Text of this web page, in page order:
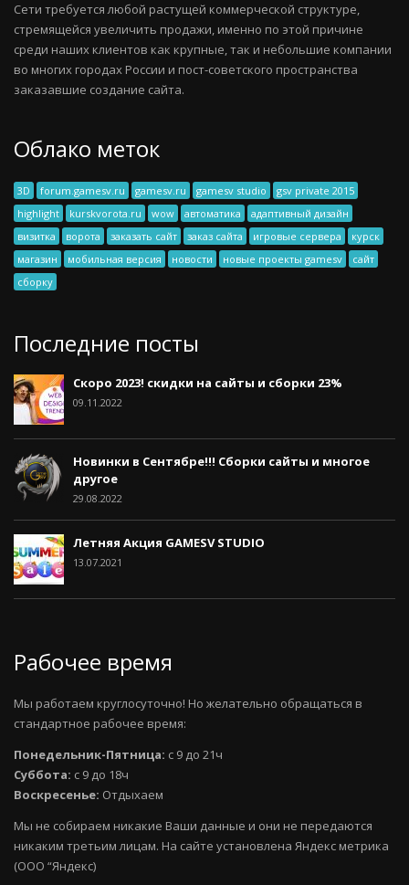
Сети требуется любой растущей коммерческой структуре,
стремящейся увеличить продажи, именно по этой причине
среди наших клиентов как крупные, так и небольшие компании
во многих городах России и пост-советского пространства
заказавшие создание сайта.
Облако меток
3D forum.gamesv.ru gamesv.ru gamesv studio
gsv private 2015
highlight
kurskvorota.ru wow автоматика
адаптивный дизайн
визитка
ворота заказать сайт заказ сайта игровые сервера
курск
магазин
мобильная версия новости новые проекты gamesv
сайт
сборку
Последние посты
Скоро 2023! скидки на сайты и сборки 23%
09.11.2022
Новинки в Сентябре!!! Сборки сайты и многое
другое
29.08.2022
Летняя Акция GAMESV STUDIO
13.07.2021
Рабочее время
Мы работаем круглосуточно! Но желательно обращаться в
стандартное рабочее время:
Понедельник-Пятница: с 9 до 21ч
Суббота: с 9 до 18ч
Воскресенье: Отдыхаем
Мы не собираем никакие Ваши данные и они не передаются
никаким третьим лицам. На сайте установлена Яндекс метрика
(ООО “Яндекс)